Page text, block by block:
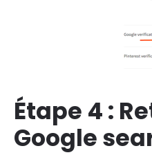
Étape 4 :
Google